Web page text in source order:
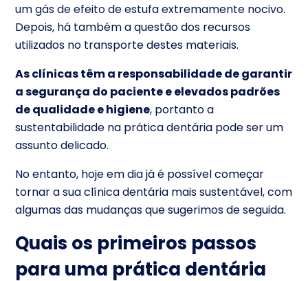
um gás de efeito de estufa extremamente nocivo.
Depois, há também a questão dos recursos
utilizados no transporte destes materiais.
As clínicas têm a responsabilidade de garantir
a segurança do paciente e elevados padrões
de qualidade e higiene, portanto a
sustentabilidade na prática dentária pode ser um
assunto delicado.
No entanto, hoje em dia já é possível começar
tornar a sua clínica dentária mais sustentável, com
algumas das mudanças que sugerimos de seguida.
Quais os primeiros passos
para uma prática dentária